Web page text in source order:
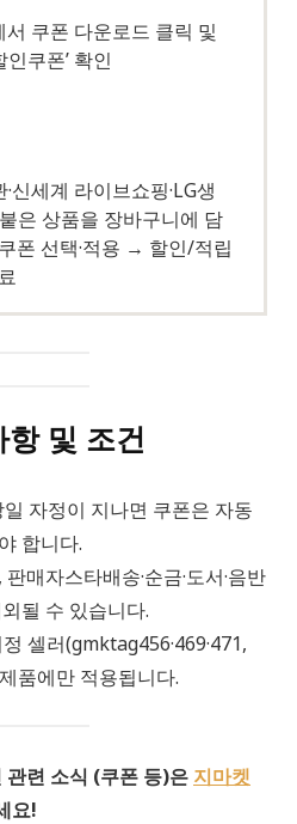
쿠폰 다운로드 클릭 및
쿠폰’ 확인
신세계 라이브쇼핑·LG생
은 상품을 장바구니에 담
폰 선택·적용 → 할인/적립
및 조건
자정이 지나면 쿠폰은 자동
합니다.
매자스타배송·순금·도서·음반
될 수 있습니다.
셀러(gmktag456·469·471,
품에만 적용됩니다.
관련 소식 (쿠폰 등)은 지마켓
요!